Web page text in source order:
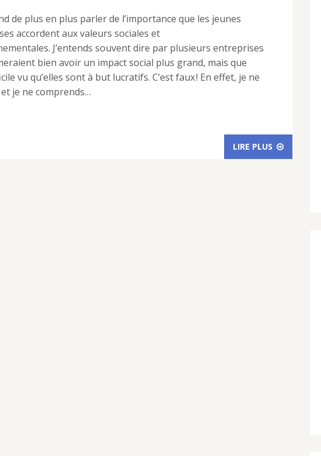
de plus en plus parler de l’importance que les jeunes
accordent aux valeurs sociales et
J’entends souvent dire par plusieurs entreprises
bien avoir un impact social plus grand, mais que
vu qu’elles sont à but lucratifs. C’est faux ! En effet, je ne
je ne comprends…
LIRE PLUS